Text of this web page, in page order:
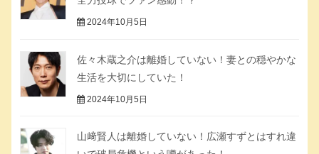
2024年10月5日
佐々木蔵之介は離婚していない！妻との穏やかな
生活を大切にしていた！
2024年10月5日
山﨑賢人は離婚していない！広瀬すずとはすれ違